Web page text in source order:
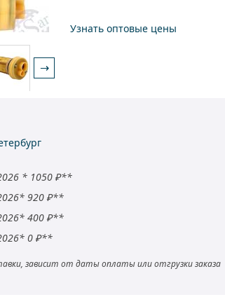
→
Узнать оптовые цены
* 1050 ₽**
920 ₽**
400 ₽**
0 ₽**
зависит от даты оплаты или отгрузки заказа